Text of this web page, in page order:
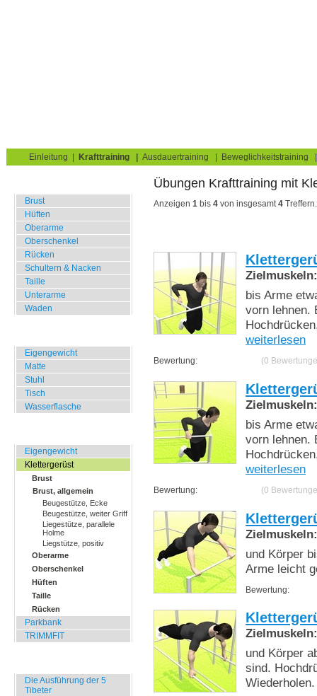
Einleitung Krafttraining Ausdauertraining Beweglichkeitstraining
Brust
Hüften
Oberarme
Oberschenkel
Rücken
Schultern & Nacken
Taille
Unterarme
Waden
Eigengewicht
Matte
Stuhl
Tisch
Wasserflasche
Eigengewicht
Klettergerüst
Brust
Brust, allgemein
Beugestütze, Ecke
Beugestütze, weiter Griff
Liegestütze, parallele
Holme
Liegstütze, positiv
Oberarme
Oberschenkel
Hüften
Taille
Rücken
Parkbank
TRIMMFIT
Die Ausführung der 5
Tibeter
Übungen
Anzeigen 1 bis 4 von insgesamt4 Treffern.
Zielmuskeln:
bis Arme
vorn lehnen.
weiterlesen
Bewertung: (0
Zielmuskeln:
bis Arme
vorn lehnen.
weiterlesen
Bewertung: (0
Zielmuskeln:
und Körper
Arme leicht
Bewertung:
Zielmuskeln:
und Körper
sind.